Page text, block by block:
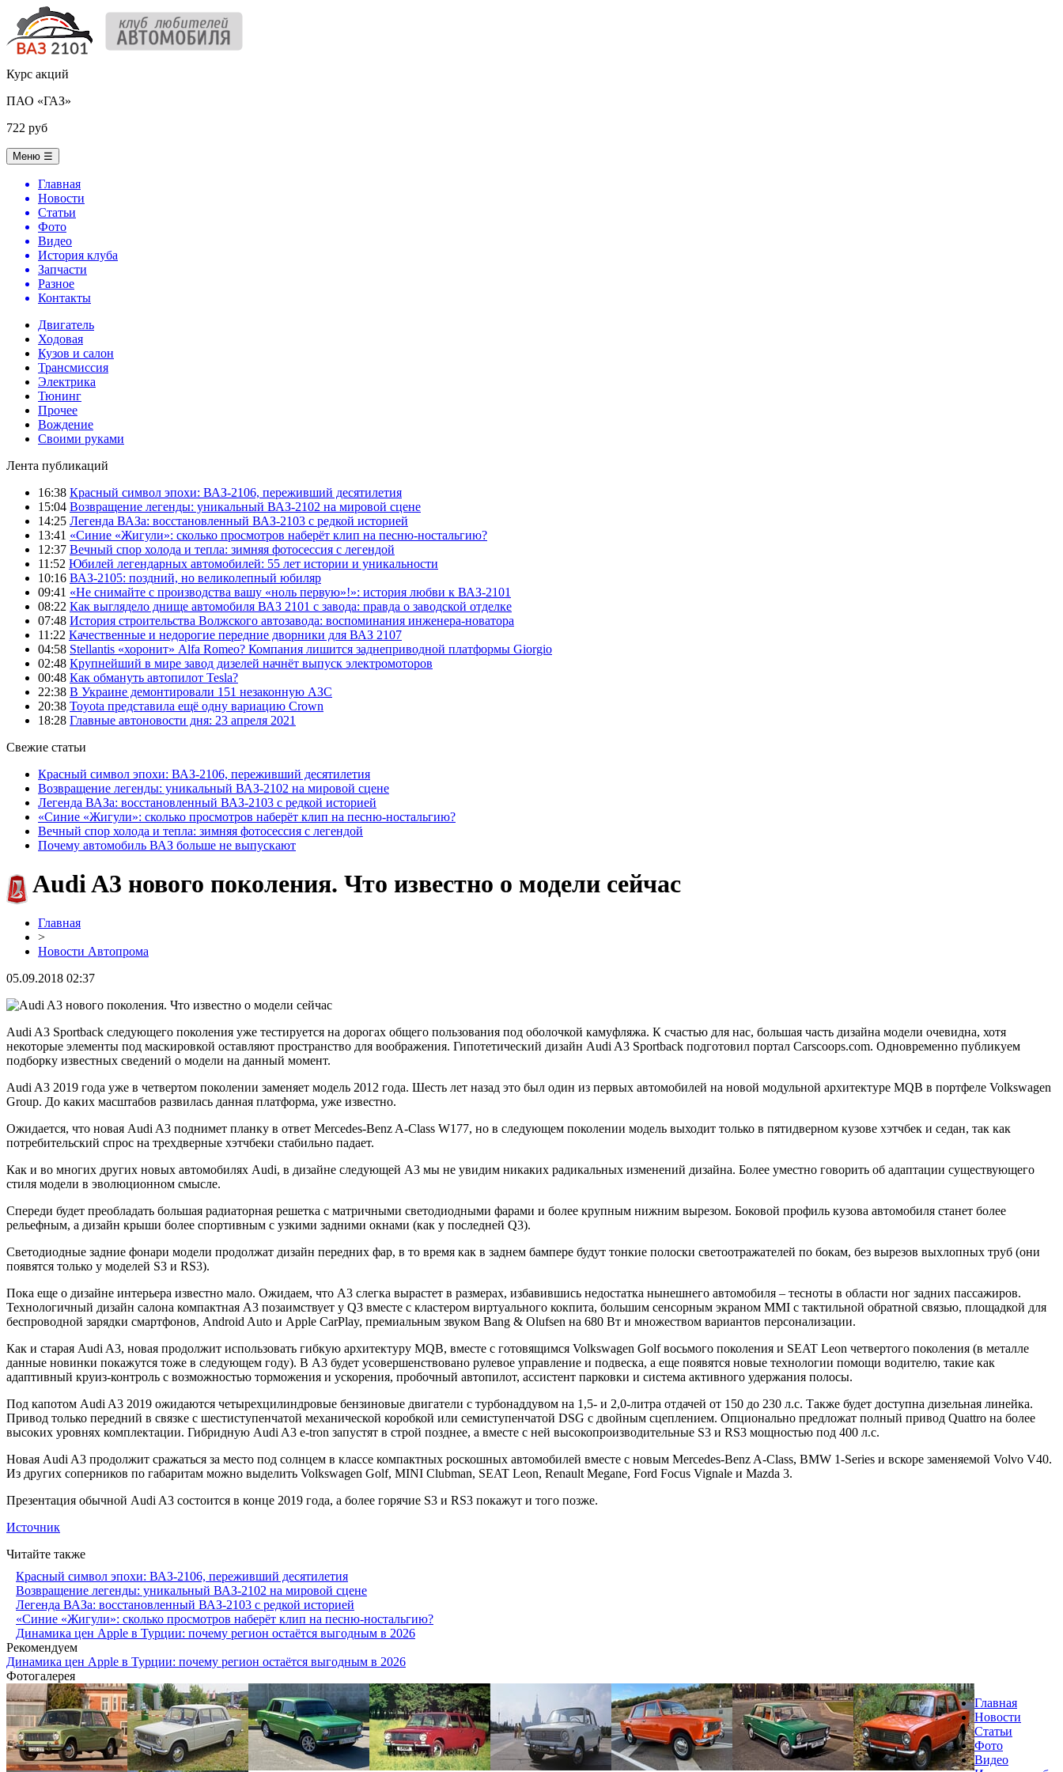
Курс акций
ПАО «ГАЗ»
722 руб
Меню ☰
Главная
Новости
Статьи
Фото
Видео
История клуба
Запчасти
Разное
Контакты
Двигатель
Ходовая
Кузов и салон
Трансмиссия
Электрика
Тюнинг
Прочее
Вождение
Своими руками
Лента публикаций
16:38 Красный символ эпохи: ВАЗ-2106, переживший десятилетия
15:04 Возвращение легенды: уникальный ВАЗ-2102 на мировой сцене
14:25 Легенда ВАЗа: восстановленный ВАЗ-2103 с редкой историей
13:41 «Синие «Жигули»: сколько просмотров наберёт клип на песню-ностальгию?
12:37 Вечный спор холода и тепла: зимняя фотосессия с легендой
11:52 Юбилей легендарных автомобилей: 55 лет истории и уникальности
10:16 ВАЗ-2105: поздний, но великолепный юбиляр
09:41 «Не снимайте с производства вашу «ноль первую»!»: история любви к ВАЗ-2101
08:22 Как выглядело днище автомобиля ВАЗ 2101 с завода: правда о заводской отделке
07:48 История строительства Волжского автозавода: воспоминания инженера-новатора
11:22 Качественные и недорогие передние дворники для ВАЗ 2107
04:58 Stellantis «хоронит» Alfa Romeo? Компания лишится заднеприводной платформы Giorgio
02:48 Крупнейший в мире завод дизелей начнёт выпуск электромоторов
00:48 Как обмануть автопилот Tesla?
22:38 В Украине демонтировали 151 незаконную АЗС
20:38 Toyota представила ещё одну вариацию Crown
18:28 Главные автоновости дня: 23 апреля 2021
Свежие статьи
Красный символ эпохи: ВАЗ-2106, переживший десятилетия
Возвращение легенды: уникальный ВАЗ-2102 на мировой сцене
Легенда ВАЗа: восстановленный ВАЗ-2103 с редкой историей
«Синие «Жигули»: сколько просмотров наберёт клип на песню-ностальгию?
Вечный спор холода и тепла: зимняя фотосессия с легендой
Почему автомобиль ВАЗ больше не выпускают
Audi A3 нового поколения. Что известно о модели сейчас
Главная
>
Новости Автопрома
05.09.2018 02:37
Audi A3 Sportback следующего поколения уже тестируется на дорогах общего пользования под оболочкой камуфляжа. К счастью для нас, большая часть дизайна модели очевидна, хотя
некоторые элементы под маскировкой оставляют пространство для воображения. Гипотетический дизайн Audi A3 Sportback подготовил портал Carscoops.com. Одновременно публикуем
подборку известных сведений о модели на данный момент.
Audi A3 2019 года уже в четвертом поколении заменяет модель 2012 года. Шесть лет назад это был один из первых автомобилей на новой модульной архитектуре MQB в портфеле Volkswagen
Group. До каких масштабов развилась данная платформа, уже известно.
Ожидается, что новая Audi A3 поднимет планку в ответ Mercedes-Benz A-Class W177, но в следующем поколении модель выходит только в пятидверном кузове хэтчбек и седан, так как
потребительский спрос на трехдверные хэтчбеки стабильно падает.
Как и во многих других новых автомобилях Audi, в дизайне следующей A3 мы не увидим никаких радикальных изменений дизайна. Более уместно говорить об адаптации существующего
стиля модели в эволюционном смысле.
Спереди будет преобладать большая радиаторная решетка с матричными светодиодными фарами и более крупным нижним вырезом. Боковой профиль кузова автомобиля станет более
рельефным, а дизайн крыши более спортивным с узкими задними окнами (как у последней Q3).
Светодиодные задние фонари модели продолжат дизайн передних фар, в то время как в заднем бампере будут тонкие полоски светоотражателей по бокам, без вырезов выхлопных труб (они
появятся только у моделей S3 и RS3).
Пока еще о дизайне интерьера известно мало. Ожидаем, что A3 слегка вырастет в размерах, избавившись недостатка нынешнего автомобиля – тесноты в области ног задних пассажиров.
Технологичный дизайн салона компактная A3 позаимствует у Q3 вместе с кластером виртуального кокпита, большим сенсорным экраном MMI с тактильной обратной связью, площадкой для
беспроводной зарядки смартфонов, Android Auto и Apple CarPlay, премиальным звуком Bang & Olufsen на 680 Вт и множеством вариантов персонализации.
Как и старая Audi A3, новая продолжит использовать гибкую архитектуру MQB, вместе с готовящимся Volkswagen Golf восьмого поколения и SEAT Leon четвертого поколения (в металле
данные новинки покажутся тоже в следующем году). В A3 будет усовершенствовано рулевое управление и подвеска, а еще появятся новые технологии помощи водителю, такие как
адаптивный круиз-контроль с возможностью торможения и ускорения, пробочный автопилот, ассистент парковки и система активного удержания полосы.
Под капотом Audi A3 2019 ожидаются четырехцилиндровые бензиновые двигатели с турбонаддувом на 1,5- и 2,0-литра отдачей от 150 до 230 л.с. Также будет доступна дизельная линейка.
Привод только передний в связке с шестиступенчатой механической коробкой или семиступенчатой DSG с двойным сцеплением. Опционально предложат полный привод Quattro на более
высоких уровнях комплектации. Гибридную Audi A3 e-tron запустят в строй позднее, а вместе с ней высокопроизводительные S3 и RS3 мощностью под 400 л.с.
Новая Audi A3 продолжит сражаться за место под солнцем в классе компактных роскошных автомобилей вместе с новым Mercedes-Benz A-Class, BMW 1-Series и вскоре заменяемой Volvo V40.
Из других соперников по габаритам можно выделить Volkswagen Golf, MINI Clubman, SEAT Leon, Renault Megane, Ford Focus Vignale и Mazda 3.
Презентация обычной Audi A3 состоится в конце 2019 года, а более горячие S3 и RS3 покажут и того позже.
Источник
Читайте также
Красный символ эпохи: ВАЗ-2106, переживший десятилетия
Возвращение легенды: уникальный ВАЗ-2102 на мировой сцене
Легенда ВАЗа: восстановленный ВАЗ-2103 с редкой историей
«Синие «Жигули»: сколько просмотров наберёт клип на песню-ностальгию?
Динамика цен Apple в Турции: почему регион остаётся выгодным в 2026
Рекомендуем
Динамика цен Apple в Турции: почему регион остаётся выгодным в 2026
Фотогалерея
Главная
Новости
Статьи
Фото
Видео